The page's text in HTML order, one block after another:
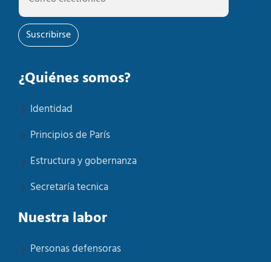
Suscribirse
¿Quiénes somos?
Identidad
Principios de París
Estructura y gobernanza
Secretaría tecnica
Nuestra labor
Personas defensoras